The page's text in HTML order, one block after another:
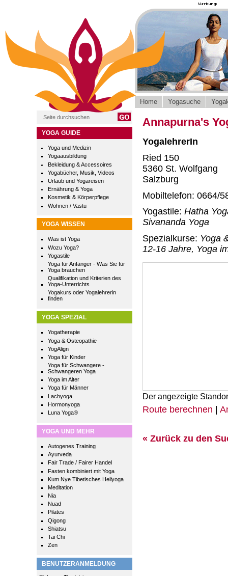
YOGA GUIDE
Yoga und Medizin
Yogaausbildung
Bekleidung & Accessoires
Yogabücher, Musik, Videos
Urlaub und Yogareisen
Ernährung & Yoga
Kosmetik & Körperpflege
Wohnen / Vastu
YOGA WISSEN
Was ist Yoga
Wozu Yoga?
Yogastile
Yoga für Anfänger - Was Sie für
Yoga brauchen
Qualifikation und Kriterien des
Yoga-Unterrichts
Yogakurs oder Yogalehrerin
finden
YOGA SPEZIAL
Yogatherapie
Yoga & Osteopathie
YogAlign
Yoga für Kinder
Yoga für Schwangere -
Schwangeren Yoga
Yoga im Alter
Yoga für Männer
Lachyoga
Hormonyoga
Luna Yoga®
YOGA UND MEHR
Autogenes Training
Ayurveda
Fair Trade / Fairer Handel
Fasten kombiniert mit Yoga
Kum Nye Tibetisches Heilyoga
Meditation
Nia
Nuad
Pilates
Qigong
Shiatsu
Tai Chi
Zen
BENUTZERANMELDUNG
Home Yogasuche
Annapurna's
YogalehrerIn
Ried 150
5360 St. Wolfgang
Salzburg
Mobiltelefon: 0664/
Yogastile: Hatha
Sivananda Yoga
Spezialkurse: Yoga
12-16 Jahre, Yoga
Der angezeigte
Route berechnen |
« Zurück zu den